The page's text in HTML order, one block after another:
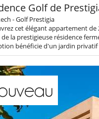
Golf de
- Golf Prestigia
cet élégant appartement de
la prestigieuse résidence
bénéficie d'un jardin